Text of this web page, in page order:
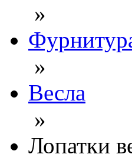
»
»
Весла
»
Лопатки